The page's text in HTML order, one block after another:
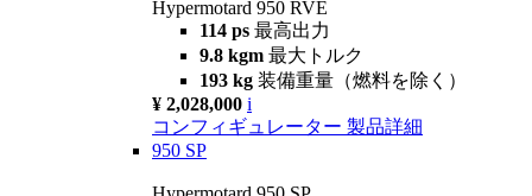
Hypermotard 950 RVE
114 ps 最高出力
9.8 kgm 最大トルク
193 kg 装備重量（燃料を除く）
¥ 2,028,000 i
コンフィギュレーター 製品詳細
950 SP